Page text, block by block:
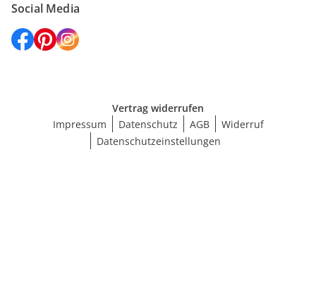
Social Media
Vertrag widerrufen
Impressum
Datenschutz AGB
Widerruf
Datenschutzeinstellungen